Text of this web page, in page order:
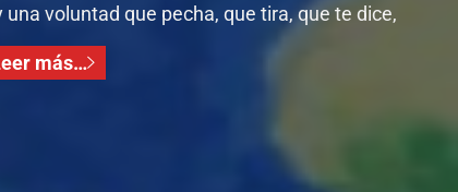
voluntad que pecha, que tira, que te dice,
más…